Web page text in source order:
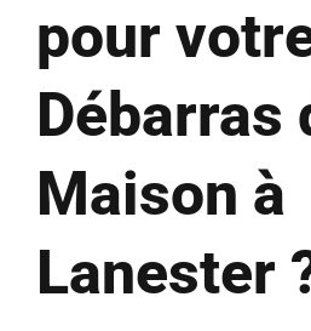
pour
Débarras
Maison à
Lanester